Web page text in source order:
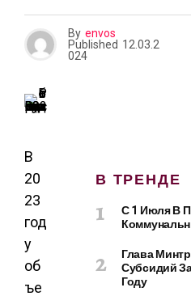
By envos
Published 12.03.2
024
В
20
23
год
у
об
ъе
В ТРЕНДЕ
С 1 Июля В
Глава
Субсидий
Году